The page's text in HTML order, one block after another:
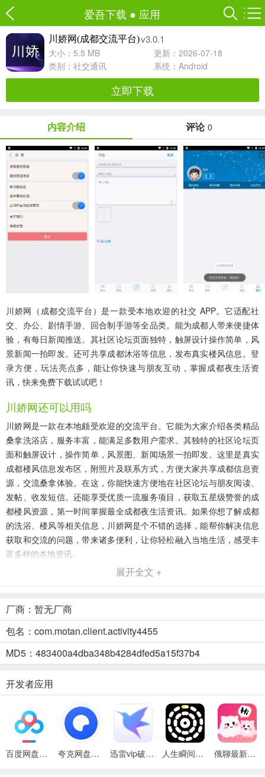
爱吾下载 ● 应用
川娇网(成都交流平台)v3.0.1
大小：5.5 MB
更新：2026-07-18
类别： 社交通讯 系统：Android
立即下载
内容介绍 评论 0
川娇网（成都交流平台）是一款受本地欢迎的社交 APP。它适配社
交、办公、剧情手游、回合制手游等全品类。能为成都人带来便捷体
验，有每日新闻推送。其社区论坛页面独特，触屏设计操作简单，风
景新闻一拍即发。还可共享成都沐浴等信息，发布真实楼风信息。登
录方便，玩法亮点多，能让你快速与朋友互动，掌握成都夜生活资
讯，快来免费下载试试吧！
川娇网还可以用吗
川娇网是一款在本地颇受欢迎的交流平台。它能为大家介绍各类精品
桑拿洗浴店，服务丰富，能满足多数用户需求。其独特的社区论坛页
面和触屏设计，操作简单，风景图、新闻场景一拍即发。这里是真实
成都楼风信息发布区，附照片及联系方式，方便大家共享成都信息资
源，交流桑拿体验。在这，你能快速方便地在社区论坛与朋友阅读、
发帖、收发短信。还能享受优质一流服务项目，获取五星级赞誉的成
都楼风资源，第一时间掌握最全成都夜生活资讯。如果你想了解成都
的洗浴、楼风等相关信息，川娇网是个不错的选择，能帮你解决信息
获取和交流的问题，带来诸多便利，让你轻松融入当地生活，感受丰
富多样的本地资讯。
川娇网(成都交流平台)优势
求。
2. 便捷体验：手机社交平台，操作简单，新闻推送及时，掌握一手资
源。
源。
展开全文 +
厂商：暂无厂商
包名：com.motan.client.activity4455
MD5：483400a4dba348b4284dfed5a15f37b4
开发者应用
百度网盘绿色免安装Pc电脑版 夸克网盘官方正式版 迅雷vip破解版永久会员2024版 人生瞬间最新手机版 俄聊最新手机版